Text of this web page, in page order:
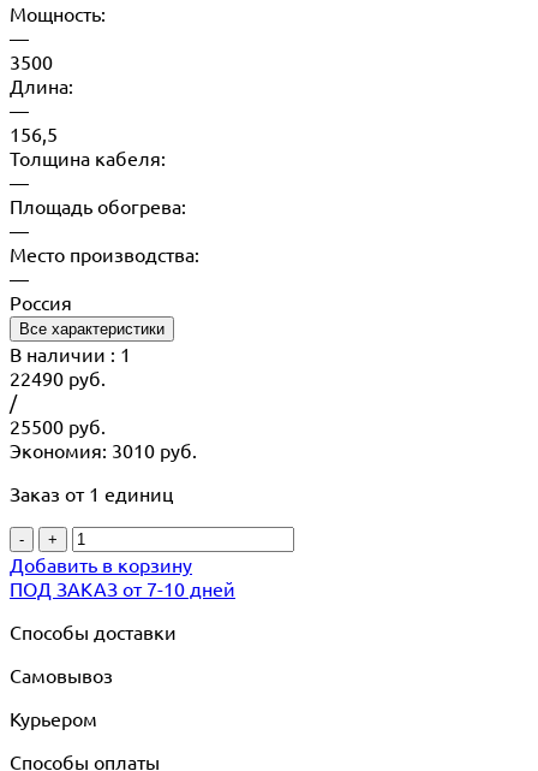
Мощность:
—
3500
Длина:
—
156,5
Толщина кабеля:
—
Площадь обогрева:
—
Место производства:
—
Россия
Все характеристики
В наличии : 1
22490 руб.
/
25500 руб.
Экономия: 3010 руб.
Заказ от 1 единиц
- +
Добавить в корзину
ПОД ЗАКАЗ от 7-10 дней
Способы доставки
Самовывоз
Курьером
Способы оплаты